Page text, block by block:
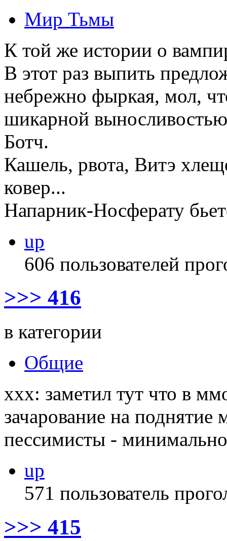
Мир Тьмы
К той же истории о
В этот раз выпить
небрежно фыркая, мол,
шикарной
Ботч.
Кашель, рвота, Витэ
ковер...
Напарник-Носферату
up
606 пользователей
>>> 416
в категории
Общие
xxx: заметил тут что в
зачарование на поднятие
пессимисты -
up
571 пользователь
>>> 415